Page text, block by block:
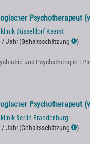
Psychotherapeut
Düsseldorf Kaarst
/ Jahr (Gehaltsschätzung ℹ )
und Psychotherapie |
Psychotherapeut
Berlin Brandenburg
/ Jahr (Gehaltsschätzung ℹ )